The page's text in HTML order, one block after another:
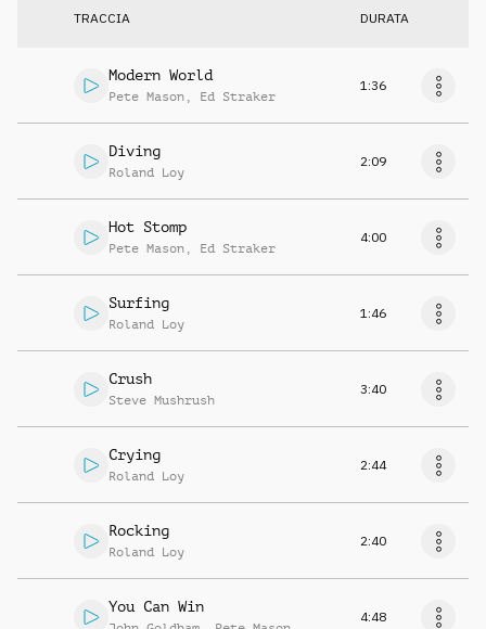
TRACCIA DURATA
Modern World
Pete Mason , Ed Straker
1:36
Diving
Roland Loy
2:09
Hot Stomp
Pete Mason , Ed Straker
4:00
Surfing
Roland Loy
1:46
Crush
Steve Mushrush
3:40
Crying
Roland Loy
2:44
Rocking
Roland Loy
2:40
You Can Win
4:48